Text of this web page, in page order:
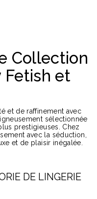
Collection
Fetish et
et de raffinement avec
sélectionnée
prestigieuses. Chez
avec la séduction,
et de plaisir inégalée.
DE LINGERIE